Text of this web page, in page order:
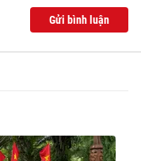
Gửi bình luận